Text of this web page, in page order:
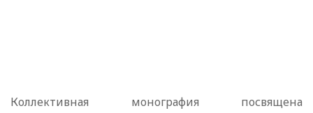
Коллективная монография посвящена